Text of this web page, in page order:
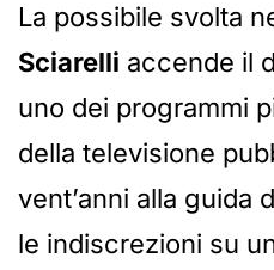
La possibile svolta
Sciarelli accende il
uno dei programmi
della televisione
vent’anni alla guida
le indiscrezioni su